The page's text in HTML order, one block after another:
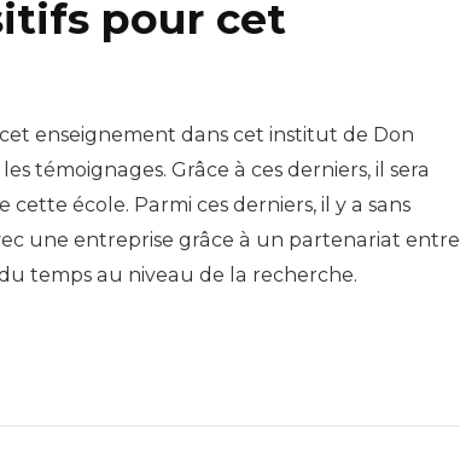
pour cet
enseignement dans cet institut de Don
témoignages. Grâce à ces derniers, il sera
école. Parmi ces derniers, il y a sans
une entreprise grâce à un partenariat entre
temps au niveau de la recherche.